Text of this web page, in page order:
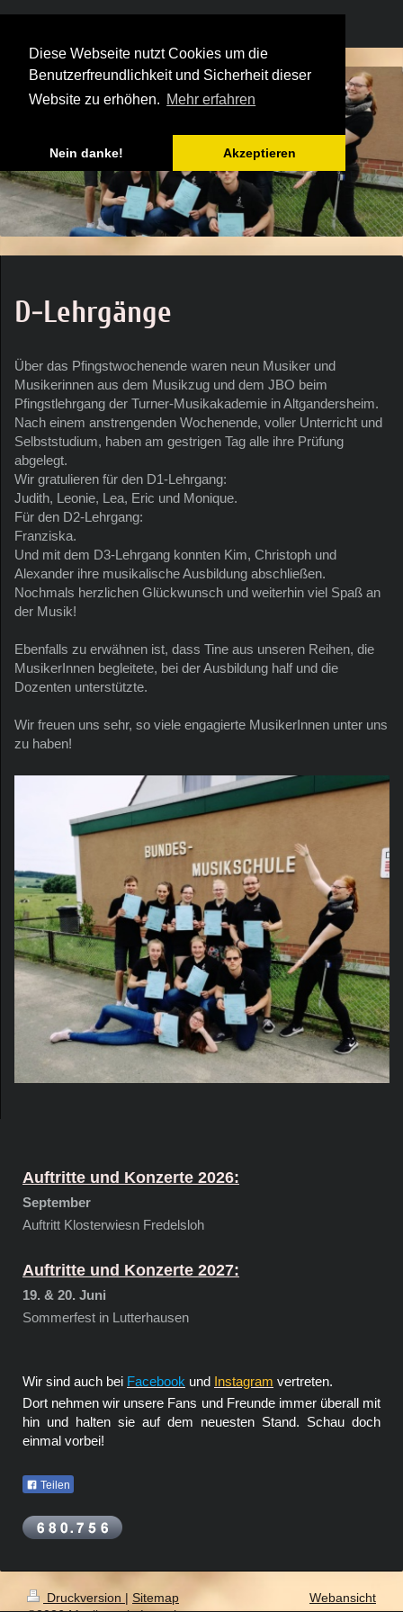
Diese Webseite nutzt Cookies um die
Benutzerfreundlichkeit und Sicherheit dieser
Website zu erhöhen. Mehr erfahren
Nein danke! Akzeptieren
D-Lehrgänge
Über das Pfingstwochenende waren neun Musiker und
Musikerinnen aus dem Musikzug und dem JBO beim
Pfingstlehrgang der Turner-Musikakademie in Altgandersheim.
Nach einem anstrengenden Wochenende, voller Unterricht und
Selbststudium, haben am gestrigen Tag alle ihre Prüfung
abgelegt.
Wir gratulieren für den D1-Lehrgang:
Judith, Leonie, Lea, Eric und Monique.
Für den D2-Lehrgang:
Franziska.
Und mit dem D3-Lehrgang konnten Kim, Christoph und
Alexander ihre musikalische Ausbildung abschließen.
Nochmals herzlichen Glückwunsch und weiterhin viel Spaß an
der Musik!
Ebenfalls zu erwähnen ist, dass Tine aus unseren Reihen, die
MusikerInnen begleitete, bei der Ausbildung half und die
Dozenten unterstützte.
Wir freuen uns sehr, so viele engagierte MusikerInnen unter uns
zu haben!
Auftritte und Konzerte 2026:
September
Auftritt Klosterwiesn Fredelsloh
Auftritte und Konzerte 2027:
19. & 20. Juni
Sommerfest in Lutterhausen
Wir sind auch bei Facebook und Instagram vertreten.
Dort nehmen wir unsere Fans und Freunde immer überall mit
hin und halten sie auf dem neuesten Stand. Schau doch
einmal vorbei!
Teilen
Druckversion | Sitemap
Webansicht